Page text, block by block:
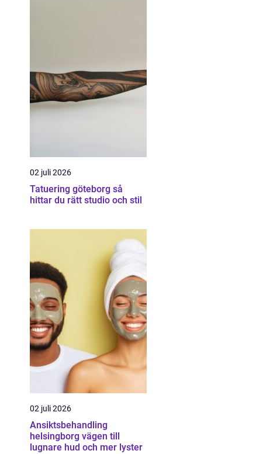
02 juli 2026
Tatuering göteborg så
hittar du rätt studio och stil
02 juli 2026
Ansiktsbehandling
helsingborg vägen till
lugnare hud och mer lyster